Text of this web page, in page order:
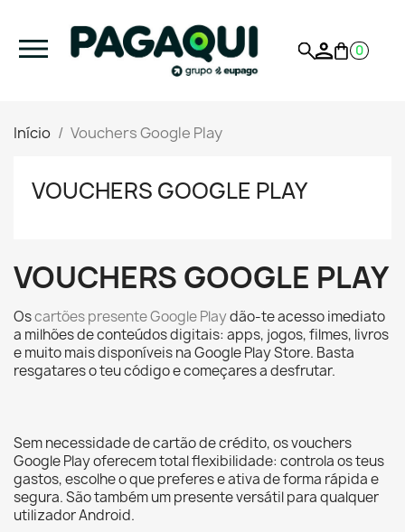
0
Início Vouchers Google Play
VOUCHERS GOOGLE PLAY
VOUCHERS GOOGLE PLAY
Oscartões presente Google Playdão-te acesso imediato
a milhões de conteúdos digitais: apps, jogos, filmes, livros
e muito mais disponíveis na Google Play Store. Basta
resgatares o teu código e começares a desfrutar.
Sem necessidade de cartão de crédito, os vouchers
Google Play oferecem total flexibilidade: controla os teus
gastos, escolhe o que preferes e ativa de forma rápida e
segura. São também um presente versátil para qualquer
utilizador Android.